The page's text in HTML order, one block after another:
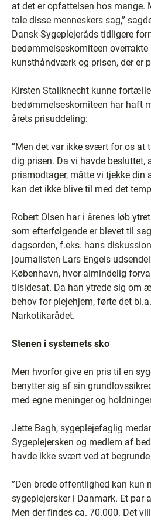
at det er opfattelsen hos mange.
tale disse menneskers sag,”
Dansk Sygeplejeråds tidligere
bedømmelseskomiteen overrakte
kunsthåndværk og prisen, der er
Kirsten Stallknecht kunne
bedømmelseskomiteen har haft
årets prisuddeling:
”Men det var ikke svært for os
dig prisen. Da vi havde besluttet,
prismodtager, måtte vi tjekke din
kan det ikke blive til med det
Robert Olsen har i årenes løb
som efterfølgende er blevet til
dagsorden, f.eks. hans
journalisten Lars Engels
København, hvor almindelig
tilsidesat. Da han ytrede sig om
behov for plejehjem, førte det
Narkotikarådet.
Stenen i systemets sko
Men hvorfor give en pris til en
benytter sig af sin
med egne meninger og
Jette Bagh, sygeplejefaglig
Sygeplejersken og medlem af
havde ikke svært ved at
”Den brede offentlighed kan kun
sygeplejersker i Danmark. Et par
Men der findes ca. 70.000. Det